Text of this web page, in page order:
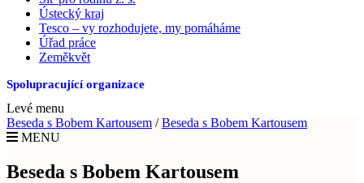
Ústecký kraj
Tesco – vy rozhodujete, my pomáháme
Úřad práce
Zeměkvět
Spolupracující organizace
Levé menu
Beseda s Bobem Kartousem /Beseda s Bobem Kartousem
MENU
Beseda s Bobem Kartousem